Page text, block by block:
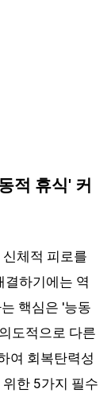
적 휴식' 커
체적 피로를
결하기에는 역
핵심은 '능동
도적으로 다른
여 회복탄력성
한 5가지 필수